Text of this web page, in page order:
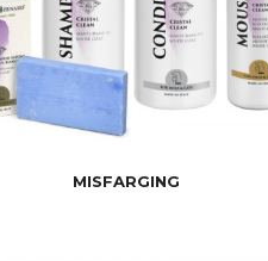
MISFARGING